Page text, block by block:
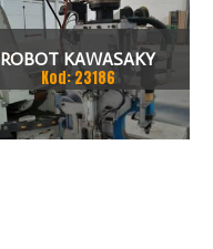
ROBOT KAWASAKY
Kod: 23186